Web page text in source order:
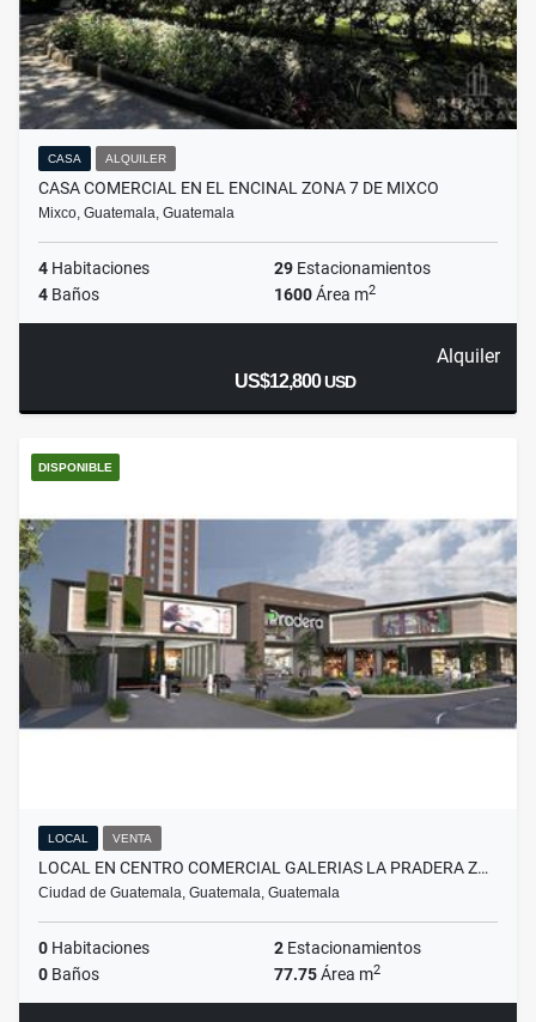
CASA ALQUILER
CASA COMERCIAL EN EL ENCINAL ZONA 7 DE MIXCO
Mixco, Guatemala, Guatemala
4 Habitaciones 29 Estacionamientos
4 Baños 1600Área m2
Alquiler
US$12,800USD
DISPONIBLE
LOCAL VENTA
LOCAL EN CENTRO COMERCIAL GALERIAS LA PRADERA Z…
Ciudad de Guatemala, Guatemala, Guatemala
0 Habitaciones 2 Estacionamientos
0 Baños 77.75Área m2